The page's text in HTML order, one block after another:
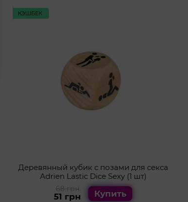
КЭШБЕК
Деревянный кубик с позами для секса
Adrien Lastic Dice Sexy (1 шт)
68 грн
51 грн Купить